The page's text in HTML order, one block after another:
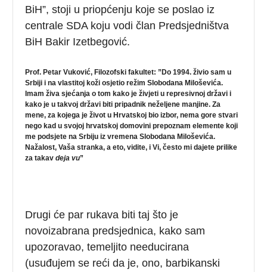
BiH”, stoji u priopćenju koje se poslao iz
centrale SDA koju vodi član Predsjedništva
BiH Bakir Izetbegović.
Prof. Petar Vuković, Filozofski fakultet: ”Do 1994. živio sam u
Srbiji i na vlastitoj koži osjetio režim Slobodana Miloševića.
Imam živa sjećanja o tom kako je živjeti u represivnoj državi i
kako je u takvoj državi biti pripadnik neželjene manjine. Za
mene, za kojega je život u Hrvatskoj bio izbor, nema gore stvari
nego kad u svojoj hrvatskoj domovini prepoznam elemente koji
me podsjete na Srbiju iz vremena Slobodana Miloševića.
Nažalost, Vaša stranka, a eto, vidite, i Vi, često mi dajete prilike
za takavdeja vu”
Drugi će par rukava biti taj što je
novoizabrana predsjednica, kako sam
upozoravao, temeljito needucirana
(usuđujem se reći da je, ono, barbikanski